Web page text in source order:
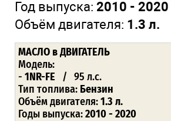
Год выпуска: 2010 - 2020
Объём двигателя: 1.3 л.
МАСЛО в ДВИГАТЕЛЬ
Модель:
- 1NR-FE / 95 л.с.
Тип топлива: Бензин
Объём двигателя:1.3 л.
Годы выпуска:2010 - 2020